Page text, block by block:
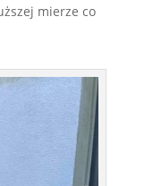
mierze co